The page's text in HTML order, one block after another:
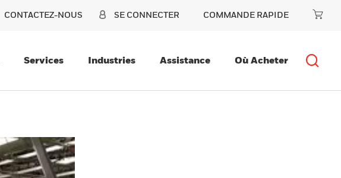
CONTACTEZ-NOUS SE CONNECTER COMMANDE RAPIDE
Services Industries Assistance Où Acheter